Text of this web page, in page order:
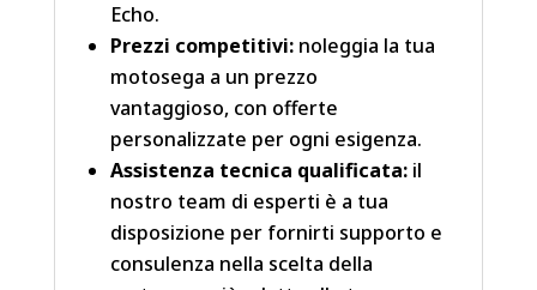
Echo.
Prezzi competitivi:noleggia la tua
motosega a un prezzo
vantaggioso, con offerte
personalizzate per ogni esigenza.
Assistenza tecnica qualificata:il
nostro team di esperti è a tua
disposizione per fornirti supporto e
consulenza nella scelta della